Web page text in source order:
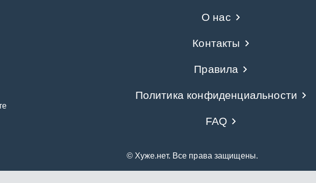
О нас
Контакты
Правила
Политика конфиденциальности
FAQ
© Хуже.нет. Все права защищены.